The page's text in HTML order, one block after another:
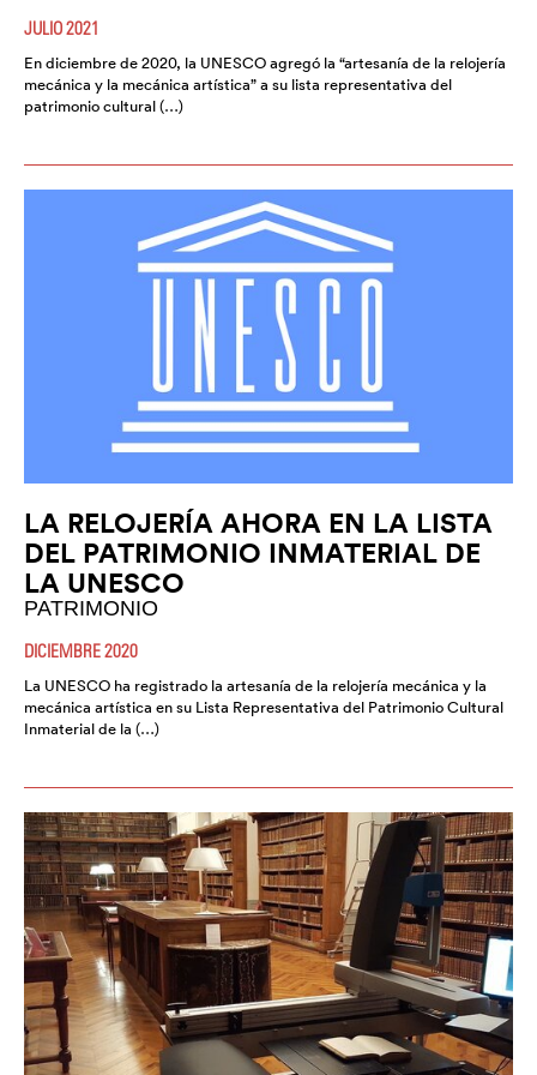
JULIO 2021
En diciembre de 2020, la UNESCO agregó la “artesanía de la relojería
mecánica y la mecánica artística” a su lista representativa del
patrimonio cultural (…)
LA RELOJERÍA AHORA EN LA LISTA
DEL PATRIMONIO INMATERIAL DE
LA UNESCO
PATRIMONIO
DICIEMBRE 2020
La UNESCO ha registrado la artesanía de la relojería mecánica y la
mecánica artística en su Lista Representativa del Patrimonio Cultural
Inmaterial de la (…)